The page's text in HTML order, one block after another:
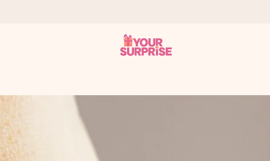
– damit du es genau zum richtigen Zeitpunkt überreichen